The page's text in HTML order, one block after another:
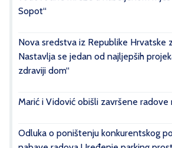
Sopot“
Nova sredstva iz Republike Hrvatske
Nastavlja se jedan od najljepših
zdraviji dom“
Marić i Vidović obišli završene radove
Odluka o poništenju konkurentskog